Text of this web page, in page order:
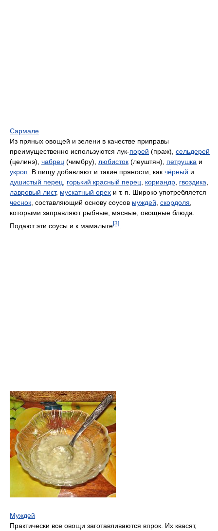
Сармале
Из пряных овощей и зелени в качестве приправы
преимущественно используются лук-порей (праж), сельдерей
(целинэ), чабрец (чимбру), любисток (леуштян), петрушка и
укроп . В пищу добавляют и такие пряности, как чёрный и
душистый перец
горький красный перец кориандр гвоздика
лавровый лист, мускатный орех и т. п. Широко употребляется
чеснок , составляющий основу соусов муждей скордоля
которыми заправляют рыбные, мясные, овощные блюда.
Подают эти соусы и к мамалыге[3]
Муждей
Практически все овощи заготавливаются впрок. Их квасят,